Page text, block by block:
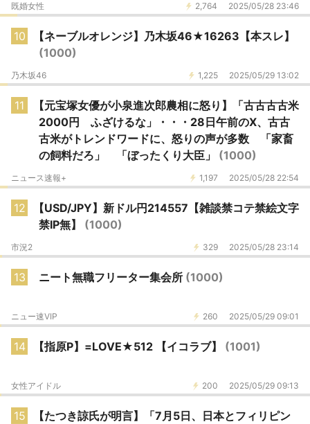
2,764 2025/05/28 23:46
既婚女性
10
【ネーブルオレンジ】乃木坂46★16263【本スレ】
(1000)
1,225 2025/05/29 13:02
乃木坂46
11
【元宝塚女優が小泉進次郎農相に怒り】「古古古古米
2000円 ふざけるな」・・・28日午前のX、古古
古米がトレンドワードに、怒りの声が多数 「家畜
の飼料だろ」 「ぼったくり大臣」 (1000)
1,197 2025/05/28 22:54
ニュース速報+
12
【USD/JPY】新ドル円214557【雑談禁コテ禁絵文字
禁IP無】 (1000)
329 2025/05/28 23:14
市況2
13 ニート無職フリーター集会所 (1000)
260 2025/05/29 09:01
ニュー速VIP
14 【指原P】=LOVE★512 【イコラブ】 (1001)
200 2025/05/29 09:13
女性アイドル
15
【たつき諒氏が明言】「7月5日、日本とフィリピン